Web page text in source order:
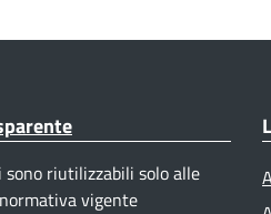
riutilizzabili solo alle
vigente